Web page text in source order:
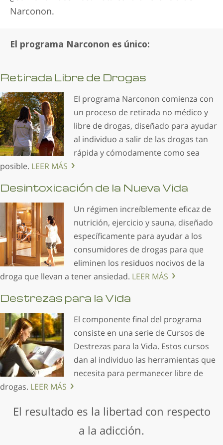
Narconon.
El programa Narconon es único:
Retirada Libre de Drogas
El programa Narconon comienza con
un proceso de retirada no médico y
libre de drogas, diseñado para ayudar
al individuo a salir de las drogas tan
rápida y cómodamente como sea
posible. LEER MÁS
Desintoxicación de la Nueva Vida
Un régimen increíblemente eficaz de
nutrición, ejercicio y sauna, diseñado
específicamente para ayudar a los
consumidores de drogas para que
eliminen los residuos nocivos de la
droga que llevan a tener ansiedad. LEER MÁS
Destrezas para la Vida
El componente final del programa
consiste en una serie de Cursos de
Destrezas para la Vida. Estos cursos
dan al individuo las herramientas que
necesita para permanecer libre de
drogas. LEER MÁS
El resultado es la libertad con respecto
a la adicción.